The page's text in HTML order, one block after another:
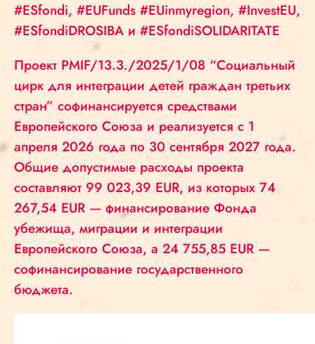
#ESfondi, #EUFunds #EUinmyregion, #InvestEU,
#ESfondiDROSIBA и #ESfondiSOLIDARITATE
Проект PMIF/13.3./2025/1/08 “Социальный
цирк для интеграции детей граждан третьих
стран” софинансируется средствами
Европейского Союза и реализуется с 1
апреля 2026 года по 30 сентября 2027 года.
Общие допустимые расходы проекта
составляют 99 023,39 EUR, из которых 74
267,54 EUR — финансирование Фонда
убежища, миграции и интеграции
Европейского Союза, а 24 755,85 EUR —
софинансирование государственного
бюджета.